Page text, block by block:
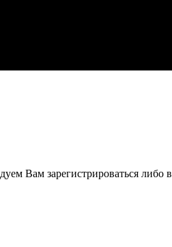
Вам зарегистрироваться либо